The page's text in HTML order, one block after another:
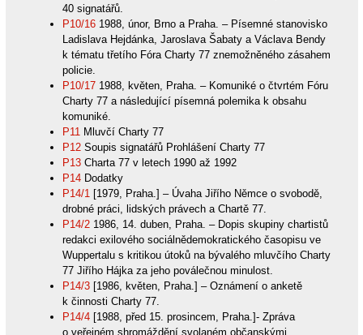
40 signatářů.
P10/161988, únor, Brno a Praha. – Písemné stanovisko
Ladislava Hejdánka, Jaroslava Šabaty a Václava Bendy
k tématu třetího Fóra Charty 77 znemožněného zásahem
policie.
P10/171988, květen, Praha. – Komuniké o čtvrtém Fóru
Charty 77 a následující písemná polemika k obsahu
komuniké.
P11 Mluvčí Charty 77
P12Soupis signatářů Prohlášení Charty 77
P13Charta 77 v letech 1990 až 1992
P14Dodatky
P14/1 [1979, Praha.] – Úvaha Jiřího Němce o svobodě,
drobné práci, lidských právech a Chartě 77.
P14/21986, 14. duben, Praha. – Dopis skupiny chartistů
redakci exilového sociálnědemokratického časopisu ve
Wuppertalu s kritikou útoků na bývalého mluvčího Charty
77 Jiřího Hájka za jeho poválečnou minulost.
P14/3[1986, květen, Praha.] – Oznámení o anketě
k činnosti Charty 77.
P14/4[1988, před 15. prosincem, Praha.]- Zpráva
o veřejném shromáždění svolaném občanskými